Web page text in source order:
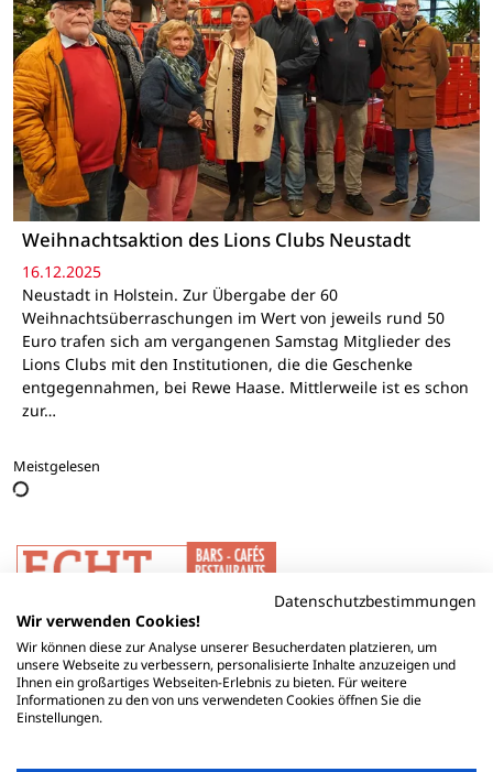
Weihnachtsaktion des Lions Clubs Neustadt
16.12.2025
Neustadt in Holstein. Zur Übergabe der 60
Weihnachtsüberraschungen im Wert von jeweils rund 50
Euro trafen sich am vergangenen Samstag Mitglieder des
Lions Clubs mit den Institutionen, die die Geschenke
entgegennahmen, bei Rewe Haase. Mittlerweile ist es schon
zur…
Meistgelesen
Datenschutzbestimmungen
Wir verwenden Cookies!
Wir können diese zur Analyse unserer Besucherdaten platzieren, um
unsere Webseite zu verbessern, personalisierte Inhalte anzuzeigen und
Ihnen ein großartiges Webseiten-Erlebnis zu bieten. Für weitere
Informationen zu den von uns verwendeten Cookies öffnen Sie die
Einstellungen.